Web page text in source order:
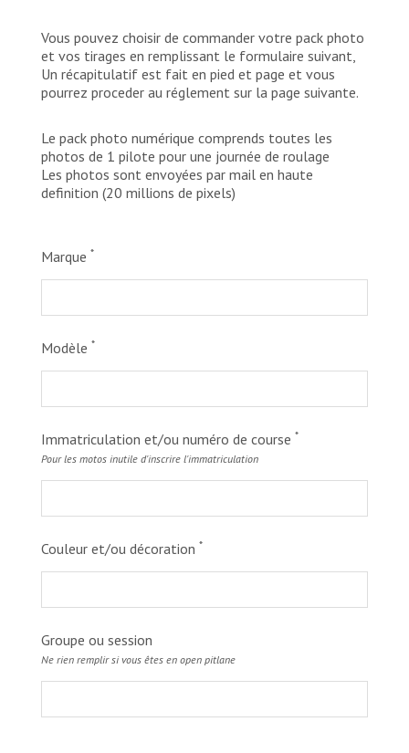
Vous pouvez choisir de commander votre pack photo
et vos tirages en remplissant le formulaire suivant,
Un récapitulatif est fait en pied et page et vous
pourrez proceder au réglement sur la page suivante.
Le pack photo numérique comprends toutes les
photos de 1 pilote pour une journée de roulage
Les photos sont envoyées par mail en haute
definition (20 millions de pixels)
Marque *
Modèle *
Immatriculation et/ou numéro de course *
Pour les motos inutile d'inscrire l'immatriculation
Couleur et/ou décoration *
Groupe ou session
Ne rien remplir si vous êtes en open pitlane